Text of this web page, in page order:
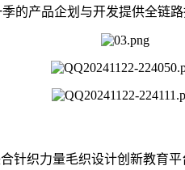
的产品企划与开发提供全链路
织力量毛织设计创新教育